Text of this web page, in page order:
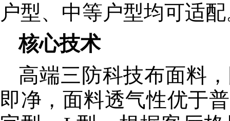
户型、中等户型均可适
核心技术
高端三防科技布面料
即净，面料透气性优于